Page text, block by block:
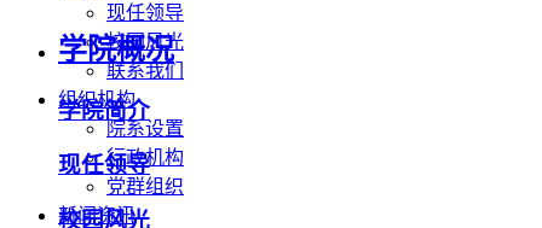
现任领导
校园风光
联系我们
组织机构
院系设置
行政机构
党群组织
新闻资讯
学院概况
学院简介
现任领导
校园风光